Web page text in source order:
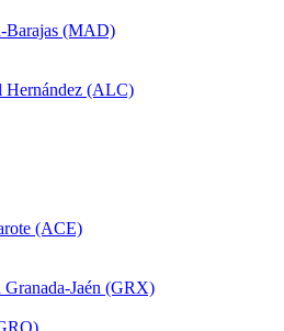
Barajas (MAD)
Hernández (ALC)
(ACE)
Jaén (GRX)